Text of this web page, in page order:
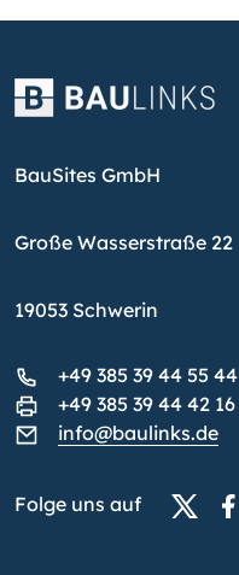
BauSites GmbH
Große Wasserstraße 22
19053 Schwerin
+49 385 39 44 55 44
+49 385 39 44 42 16
info@baulinks.de
Folge uns auf